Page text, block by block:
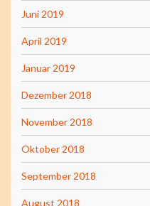
Juni 2019
April 2019
Januar 2019
Dezember 2018
November 2018
Oktober 2018
September 2018
August 2018